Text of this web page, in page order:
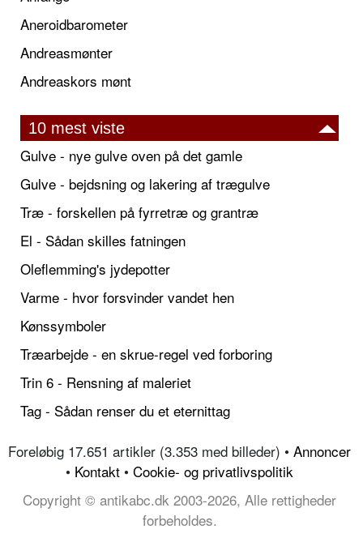
Aneroidbarometer
Andreasmønter
Andreaskors mønt
10 mest viste
Gulve - nye gulve oven på det gamle
Gulve - bejdsning og lakering af trægulve
Træ - forskellen på fyrretræ og grantræ
El - Sådan skilles fatningen
Oleflemming's jydepotter
Varme - hvor forsvinder vandet hen
Kønssymboler
Træarbejde - en skrue-regel ved forboring
Trin 6 - Rensning af maleriet
Tag - Sådan renser du et eternittag
Foreløbig 17.651 artikler (3.353 med billeder) • Annoncer
• Kontakt • Cookie- og privatlivspolitik
Copyright © antikabc.dk 2003-2026, Alle rettigheder
forbeholdes.